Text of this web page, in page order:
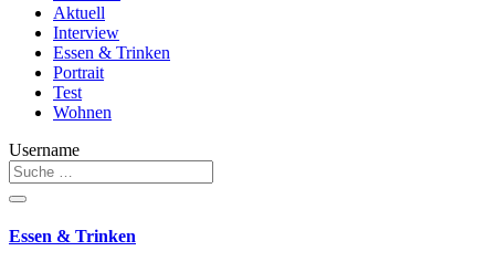
Aktuell
Interview
Essen & Trinken
Portrait
Test
Wohnen
Username
Essen & Trinken